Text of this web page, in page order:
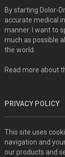
By starting Dolor-
accurate medical
manner. I want to
much as possible
the world.
Read more about
PRIVACY POLICY
This site uses
navigation and
our products and